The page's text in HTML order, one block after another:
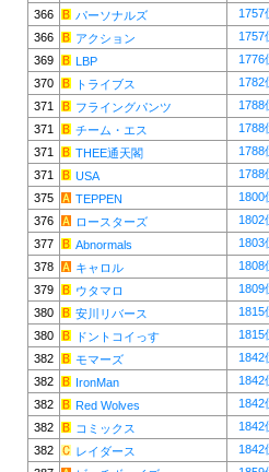
366
パーソナルズ 1757
366
アクション 1757
369
LBP 1776
370
トライブス 1782
371
フライングパンツ 1788
371
チーム・エス 1788
371
THEE通天閣 1788
371
USA 1788
375
TEPPEN 1800
376
ロースターズ 1802
377
Abnormals 1803
378
キャロル 1808
379
ウタマロ 1809
380
安川リバース 1815
380
ドントコイっす 1815
382
モマーズ 1842
382
IronMan 1842
382
Red Wolves 1842
382
コミックス 1842
382
レイダース 1842